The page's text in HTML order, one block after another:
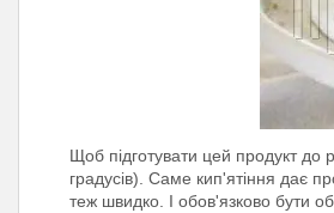
Щоб підготувати цей продукт до
градусів). Саме кип'ятіння дає
теж швидко. І обов'язково бути